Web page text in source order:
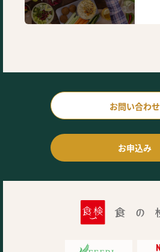
お問い合わせ
お申込み